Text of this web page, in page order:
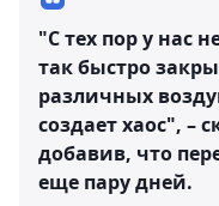
"С тех пор у нас
так быстро
различных
создает хаос", –
добавив, что
еще пару дней.